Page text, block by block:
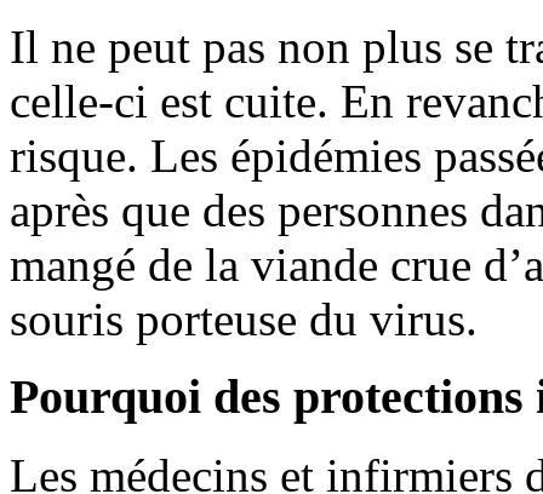
Il ne peut pas non plus se
celle-ci est cuite. En
risque. Les épidémies
après que des personnes
mangé de la viande crue
souris porteuse du virus.
Pourquoi des
Les médecins et infirmiers